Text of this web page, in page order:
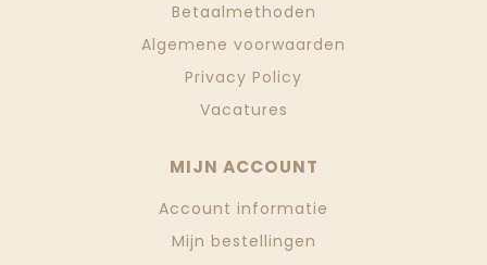
Betaalmethoden
Algemene voorwaarden
Privacy Policy
Vacatures
MIJN ACCOUNT
Account informatie
Mijn bestellingen